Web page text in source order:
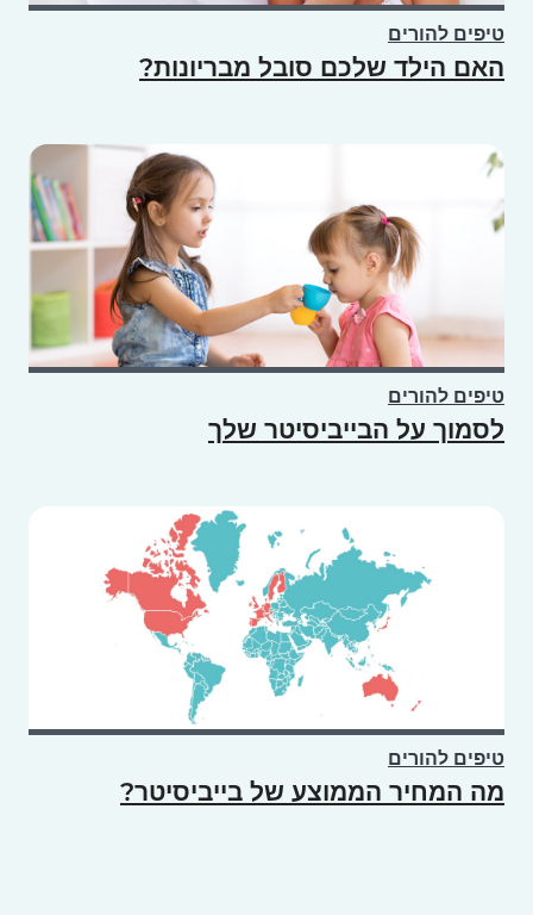
טיפים להורים
האם הילד שלכם סובל מבריונות?
טיפים להורים
לסמוך על הבייביסיטר שלך
טיפים להורים
מה המחיר הממוצע של בייביסיטר?